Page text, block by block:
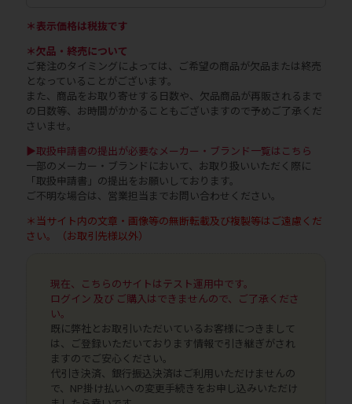
＊表示価格は税抜です
＊欠品・終売について
ご発注のタイミングによっては、ご希望の商品が欠品または終売
となっていることがございます。
また、商品をお取り寄せする日数や、欠品商品が再販されるまで
の日数等、お時間がかかることもございますので予めご了承くだ
さいませ。
▶取扱申請書の提出が必要なメーカー・ブランド一覧はこちら
一部のメーカー・ブランドにおいて、お取り扱いいただく際に
「取扱申請書」の提出をお願いしております。
ご不明な場合は、営業担当までお問い合わせください。
＊当サイト内の文章・画像等の無断転載及び複製等はご遠慮くだ
さい。（お取引先様以外）
現在、こちらのサイトはテスト運用中です。
ログイン 及び ご購入はできませんので、ご了承くださ
い。
既に弊社とお取引いただいているお客様につきまして
は、ご登録いただいております情報で引き継ぎがされ
ますのでご安心ください。
代引き決済、銀行振込決済はご利用いただけませんの
で、NP掛け払いへの変更手続きをお申し込みいただけ